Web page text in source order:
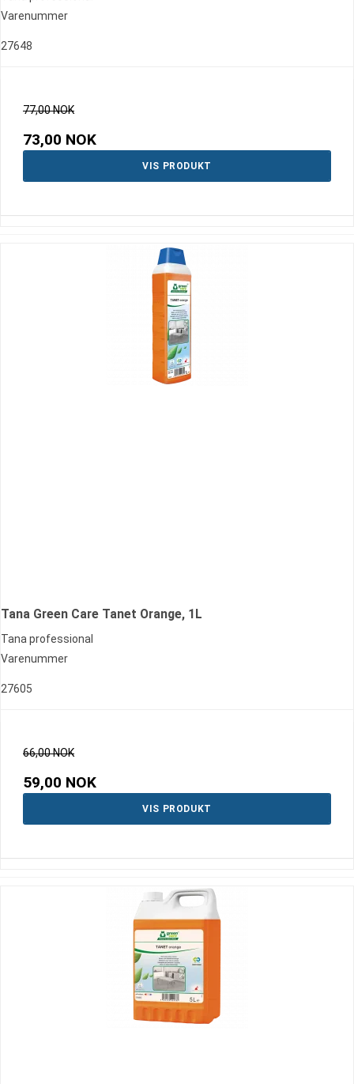
Varenummer
27648
77,00 NOK
73,00 NOK
VIS PRODUKT
Tana Green Care Tanet Orange, 1L
Tana professional
Varenummer
27605
66,00 NOK
59,00 NOK
VIS PRODUKT